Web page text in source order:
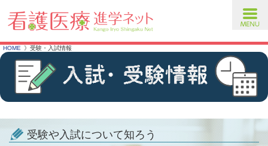
HOME 受験・入試情報
受験や入試について知ろう